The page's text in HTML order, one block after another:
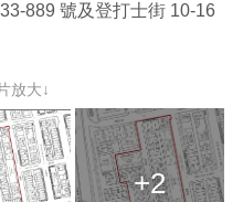
889 號及登打士街 10-16
放大↓
+2